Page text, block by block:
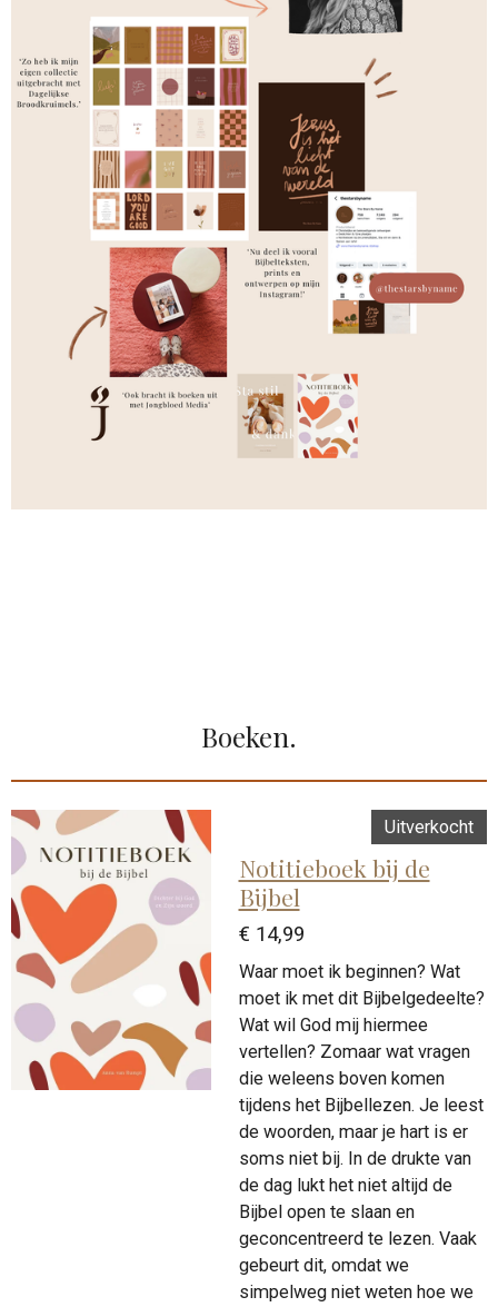
Boeken.
Uitverkocht
Notitieboek bij de
Bijbel
€ 14,99
Waar moet ik beginnen? Wat
moet ik met dit Bijbelgedeelte?
Wat wil God mij hiermee
vertellen? Zomaar wat vragen
die weleens boven komen
tijdens het Bijbellezen. Je leest
de woorden, maar je hart is er
soms niet bij. In de drukte van
de dag lukt het niet altijd de
Bijbel open te slaan en
geconcentreerd te lezen. Vaak
gebeurt dit, omdat we
simpelweg niet weten hoe we